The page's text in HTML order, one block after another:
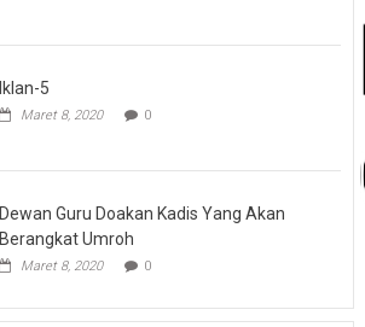
Iklan-5
Maret 8, 2020 0
Dewan Guru Doakan Kadis Yang Akan
Berangkat Umroh
Maret 8, 2020 0